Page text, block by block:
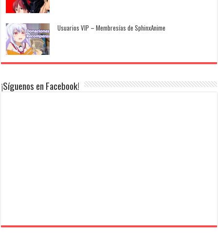
Usuarios VIP – Membresías de SphinxAnime
¡Síguenos en Facebook!